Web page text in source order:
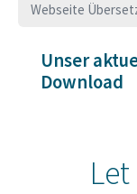
Webseite
Unser
Download